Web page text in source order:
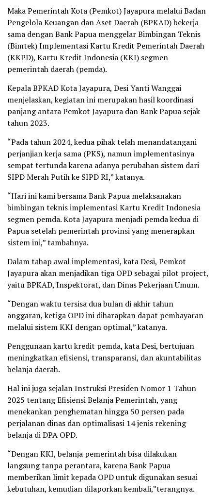
Maka Pemerintah Kota (Pemkot) Jayapura melalui Badan
Pengelola Keuangan dan Aset Daerah (BPKAD) bekerja
sama dengan Bank Papua menggelar Bimbingan Teknis
(Bimtek) Implementasi Kartu Kredit Pemerintah Daerah
(KKPD), Kartu Kredit Indonesia (KKI) segmen
pemerintah daerah (pemda).
Kepala BPKAD Kota Jayapura, Desi Yanti Wanggai
menjelaskan, kegiatan ini merupakan hasil koordinasi
panjang antara Pemkot Jayapura dan Bank Papua sejak
tahun 2023.
“Pada tahun 2024, kedua pihak telah menandatangani
perjanjian kerja sama (PKS), namun implementasinya
sempat tertunda karena adanya perubahan sistem dari
SIPD Merah Putih ke SIPD RI,” katanya.
“Hari ini kami bersama Bank Papua melaksanakan
bimbingan teknis implementasi Kartu Kredit Indonesia
segmen pemda. Kota Jayapura menjadi pemda kedua di
Papua setelah pemerintah provinsi yang menerapkan
sistem ini,” tambahnya.
Dalam tahap awal implementasi, kata Desi, Pemkot
Jayapura akan menjadikan tiga OPD sebagai pilot project,
yaitu BPKAD, Inspektorat, dan Dinas Pekerjaan Umum.
“Dengan waktu tersisa dua bulan di akhir tahun
anggaran, ketiga OPD ini diharapkan dapat pembayaran
melalui sistem KKI dengan optimal,” katanya.
Penggunaan kartu kredit pemda, kata Desi, bertujuan
meningkatkan efisiensi, transparansi, dan akuntabilitas
belanja daerah.
Hal ini juga sejalan Instruksi Presiden Nomor 1 Tahun
2025 tentang Efisiensi Belanja Pemerintah, yang
menekankan penghematan hingga 50 persen pada
perjalanan dinas dan optimalisasi 14 jenis rekening
belanja di DPA OPD.
“Dengan KKI, belanja pemerintah bisa dilakukan
langsung tanpa perantara, karena Bank Papua
memberikan limit kepada OPD untuk digunakan sesuai
kebutuhan, kemudian dilaporkan kembali,”terangnya.